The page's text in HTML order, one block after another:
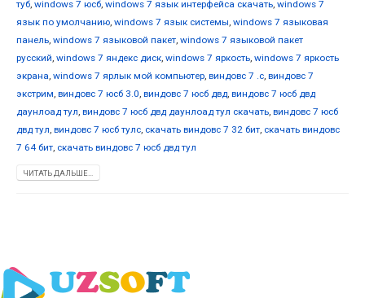
туб, windows 7 юсб, windows 7 язык интерфейса скачать, windows 7
язык по умолчанию, windows 7 язык системы, windows 7 языковая
панель, windows 7 языковой пакет, windows 7 языковой пакет
русский, windows 7 яндекс диск, windows 7 яркость, windows 7 яркость
экрана, windows 7 ярлык мой компьютер, виндовс 7 .с, виндовс 7
экстрим, виндовс 7 юсб 3.0, виндовс 7 юсб двд, виндовс 7 юсб двд
даунлоад тул, виндовс 7 юсб двд даунлоад тул скачать, виндовс 7 юсб
двд тул, виндовс 7 юсб тулс, скачать виндовс 7 32 бит, скачать виндовс
7 64 бит, скачать виндовс 7 юсб двд тул
ЧИТАТЬ ДАЛЬШЕ...